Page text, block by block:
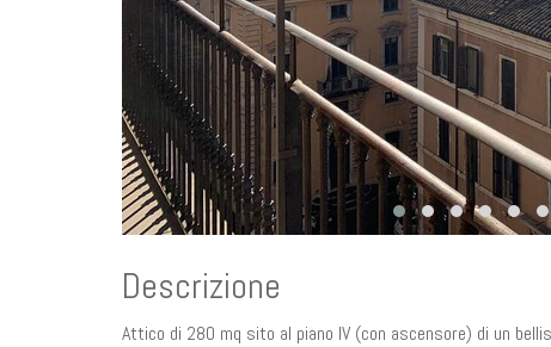
Descrizione
Attico di 280 mq sito al piano IV (con ascensore) di un